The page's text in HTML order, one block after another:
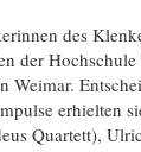
des
der
Weimar.
erhielten
Quartett),